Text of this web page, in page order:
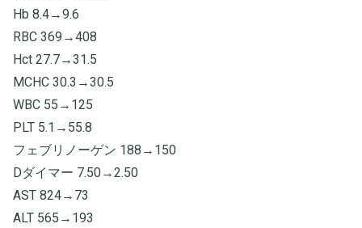
Hb 8.4→9.6
RBC 369→408
Hct 27.7→31.5
MCHC 30.3→30.5
WBC 55→125
PLT 5.1→55.8
フェブリノーゲン 188→150
Dダイマー 7.50→2.50
AST 824→73
ALT 565→193